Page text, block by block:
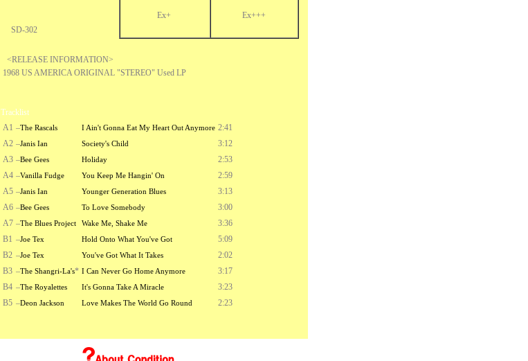
Ex+
Ex+++
SD-302
<RELEASE INFORMATION>
1968 US AMERICA ORIGINAL "STEREO" Used LP
Tracklist
A1 –The Rascals I Ain't Gonna Eat My Heart Out Anymore 2:41
A2 –Janis Ian Society's Child
3:12
A3 –Bee Gees Holiday
2:53
A4 –Vanilla Fudge You Keep Me Hangin' On
2:59
A5 –Janis Ian Younger Generation Blues
3:13
A6 –Bee Gees To Love Somebody
3:00
A7 –The Blues Project Wake Me, Shake Me
3:36
B1 –Joe Tex Hold Onto What You've Got
5:09
B2 –Joe Tex You've Got What It Takes
2:02
B3 –The Shangri-La's* I Can Never Go Home Anymore
3:17
B4 –The Royalettes It's Gonna Take A Miracle
3:23
B5 –Deon Jackson Love Makes The World Go Round 2:23